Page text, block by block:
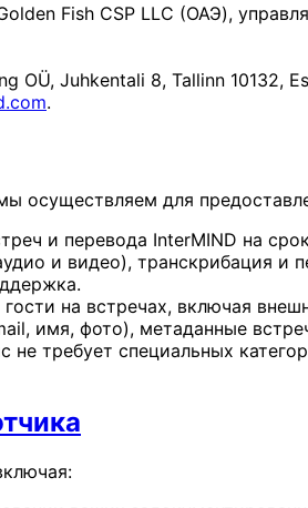
Fish CSP LLC (ОАЭ),
OÜ, Juhkentali 8, Tallinn 10132,
.
осуществляем для
и перевода InterMIND на
и видео), транскрибация и
на встречах, включая
имя, фото), метаданные
не требует специальных